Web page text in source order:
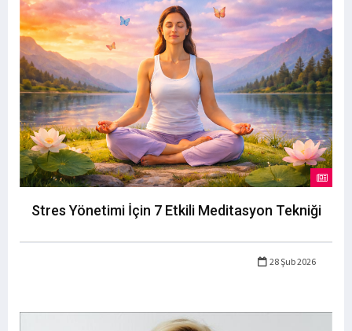
Stres Yönetimi İçin 7 Etkili Meditasyon Tekniği
28 Şub 2026